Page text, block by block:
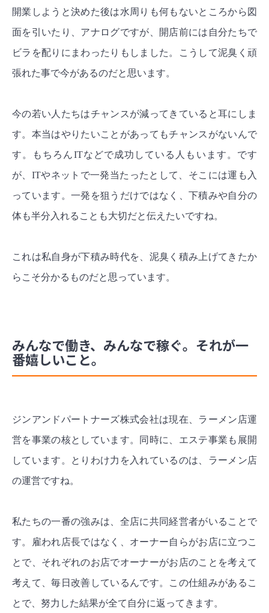
開業しようと決めた後は水周りも何もないところから図
面を引いたり、アナログですが、開店前には自分たちで
ビラを配りにまわったりもしました。
こうして泥臭く頑
張れた事で今があるのだと思います。
今の若い人たちはチャンスが減ってきていると耳にしま
す。本当はやりたいことがあってもチャンスがないんで
す。もちろんITなどで成功している人もいます。です
が、ITやネットで一発当たったとして、そこには運も入
っています。 一発を狙うだけではなく、下積みや自分の
体も半分入れることも大切だと伝えたいですね。
これは私自身が下積み時代を、泥臭く積み上げてきたか
らこそ分かるものだと思っています。
みんなで働き、みんなで稼ぐ。それが一
番嬉しいこと。
ジンアンドパートナーズ株式会社は現在、ラーメン店運
営を事業の核としています。同時に、エステ事業も展開
しています。とりわけ力を入れているのは、ラーメン店
の運営ですね。
私たちの一番の強みは、全店に共同経営者がいることで
す。雇われ店長ではなく、オーナー自らがお店に立つこ
とで、それぞれのお店でオーナーがお店のことを考えて
考えて、毎日改善しているんです。この仕組みがあるこ
とで、努力した結果が全て自分に返ってきます。